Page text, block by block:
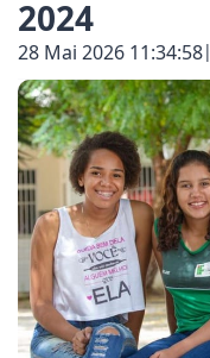
de Maracaju
Militar de
Foco
por capacitação
Municipal
Ziemann destaca
Municipal
Nego do Povo
2024
28 Mai 2026 11:34:58|